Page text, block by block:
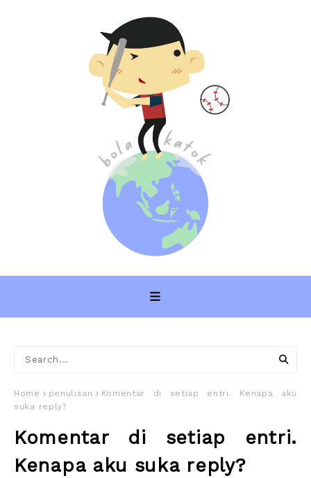
Home penulisan
Komentar di setiap entri. Kenapa aku
suka reply?
Komentar di setiap entri.
Kenapa aku suka reply?